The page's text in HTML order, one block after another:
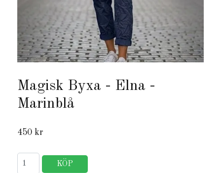
Magisk Byxa - Elna -
Marinblå
450 kr